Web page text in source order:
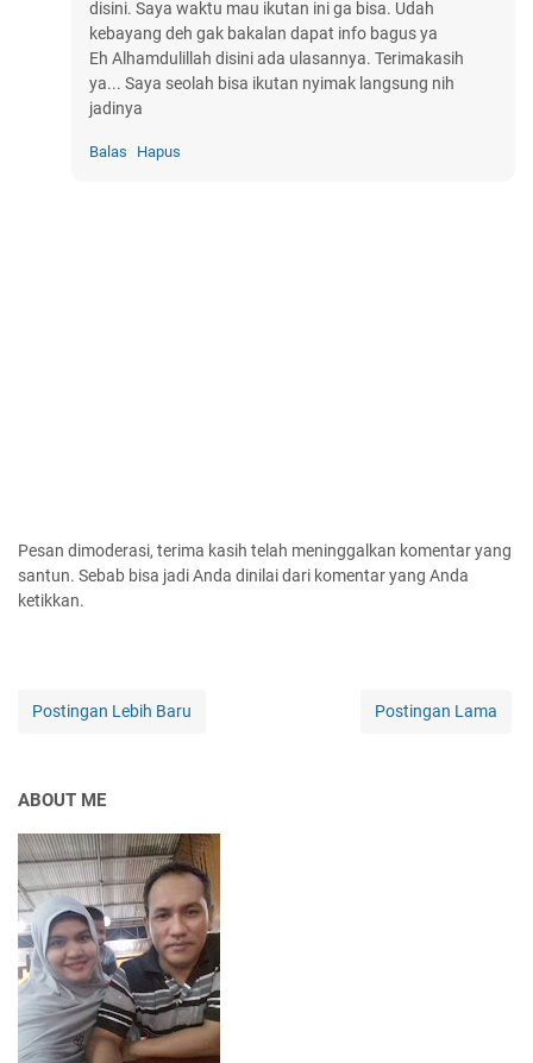
disini. Saya waktu mau ikutan ini ga bisa. Udah
kebayang deh gak bakalan dapat info bagus ya
Eh Alhamdulillah disini ada ulasannya. Terimakasih
ya... Saya seolah bisa ikutan nyimak langsung nih
jadinya
Balas Hapus
Pesan dimoderasi, terima kasih telah meninggalkan komentar yang
santun. Sebab bisa jadi Anda dinilai dari komentar yang Anda
ketikkan.
Postingan Lebih Baru Postingan Lama
ABOUT ME